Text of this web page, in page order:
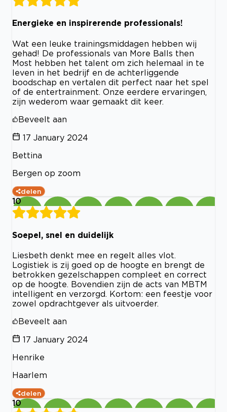
Energieke en inspirerende professionals!
Wat een leuke trainingsmiddagen hebben wij
gehad! De professionals van More Balls then
Most hebben het talent om zich helemaal in te
leven in het bedrijf en de achterliggende
boodschap en vertalen dit perfect naar het spel
of de entertrainment. Onze eerdere ervaringen,
zijn wederom waar gemaakt dit keer.
Beveelt aan
17 January 2024
Bettina
Bergen op zoom
delen
10
Soepel, snel en duidelijk
Liesbeth denkt mee en regelt alles vlot.
Logistiek is zij goed op de hoogte en brengt de
betrokken gezelschappen compleet en correct
op de hoogte. Bovendien zijn de acts van MBTM
intelligent en verzorgd. Kortom: een feestje voor
zowel opdrachtgever als uitvoerder.
Beveelt aan
17 January 2024
Henrike
Haarlem
delen
10